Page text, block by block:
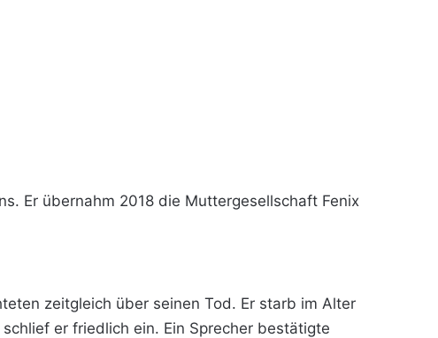
Er übernahm 2018 die Muttergesellschaft Fenix
zeitgleich über seinen Tod. Er starb im Alter
er friedlich ein. Ein Sprecher bestätigte